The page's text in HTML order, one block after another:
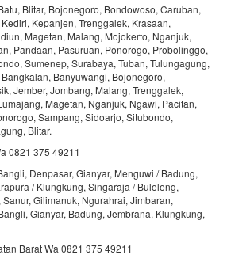
Blitar, Bojonegoro, Bondowoso, Caruban,
Kepanjen, Trenggalek, Krasaan,
Magetan, Malang, Mojokerto, Nganjuk,
Pandaan, Pasuruan, Ponorogo, Probolinggo,
Sumenep, Surabaya, Tuban, Tulungagung,
Banyuwangi, Bojonegoro,
Jember, Jombang, Malang, Trenggalek,
Magetan, Nganjuk, Ngawi, Pacitan,
Sampang, Sidoarjo, Situbondo,
Blitar.
0821 375 49211
Denpasar, Gianyar, Menguwi / Badung,
/ Klungkung, Singaraja / Buleleng,
Gilimanuk, Ngurahrai, Jimbaran,
Gianyar, Badung, Jembrana, Klungkung,
Barat Wa 0821 375 49211